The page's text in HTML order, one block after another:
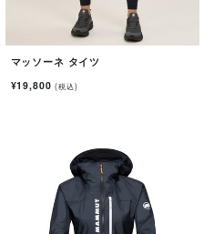
マッソーネ タイツ
¥19,800(税込)